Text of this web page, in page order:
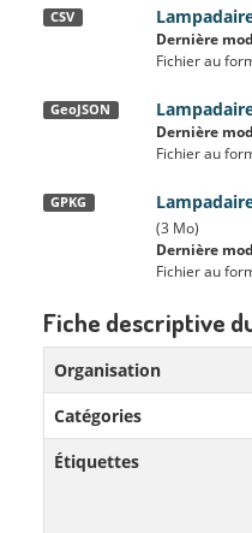
CSV
Dernière
Fichier au
GeoJSON
Dernière
Fichier au
GPKG
(3 Mo)
Dernière
Fichier au
Fiche descriptive
Organisation
Catégories
Étiquettes